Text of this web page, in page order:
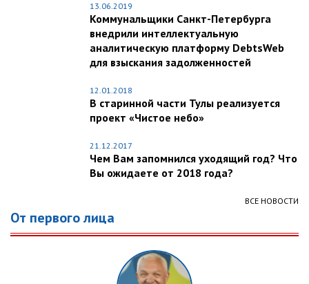
13.06.2019
Коммунальщики Санкт-Петербурга
внедрили интеллектуальную
аналитическую платформу DebtsWeb
для взыскания задолженностей
12.01.2018
В старинной части Тулы реализуется
проект «Чистое небо»
21.12.2017
Чем Вам запомнился уходящий год? Что
Вы ожидаете от 2018 года?
ВСЕ НОВОСТИ
От первого лица